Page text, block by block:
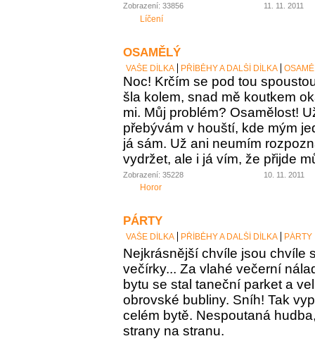
Zobrazení: 33856 11. 11. 2011
Líčení
OSAMĚLÝ
VAŠE DÍLKA PŘÍBĚHY A DALŠÍ DÍLKA
Noc! Krčím se pod tou
šla kolem, snad mě koutkem
mi. Můj problém? Osamělost!
přebývám v houští, kde mým
já sám. Už ani neumím
vydržet, ale i já vím, že přijde
Zobrazení: 35228 10. 11. 2011
Horor
PÁRTY
VAŠE DÍLKA PŘÍBĚHY A DALŠÍ DÍLKA PÁRTY
Nejkrásnější chvíle jsou chvíle
večírky... Za vlahé večerní
bytu se stal taneční parket a
obrovské bubliny. Sníh! Tak
celém bytě. Nespoutaná
strany na stranu.